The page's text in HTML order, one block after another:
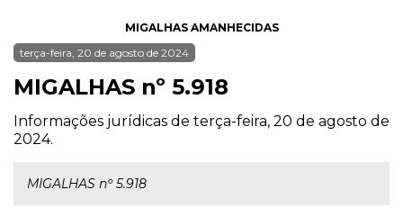
MIGALHAS AMANHECIDAS
terça-feira, 20 de agosto de 2024
MIGALHAS nº 5.918
Informações jurídicas de terça-feira, 20 de agosto de
2024.
MIGALHAS nº 5.918